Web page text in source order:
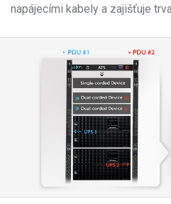
napájecími kabely a zajišťuje